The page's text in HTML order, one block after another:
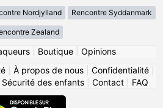
Nordjylland Rencontre Syddanmark
Zealand
| Boutique| Opinions
À propos de nous Confidentialité
Sécurité des enfants| Contact| FAQ